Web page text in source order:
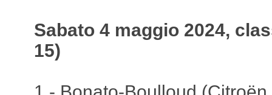
Sabato 4 maggio 2024,
15)